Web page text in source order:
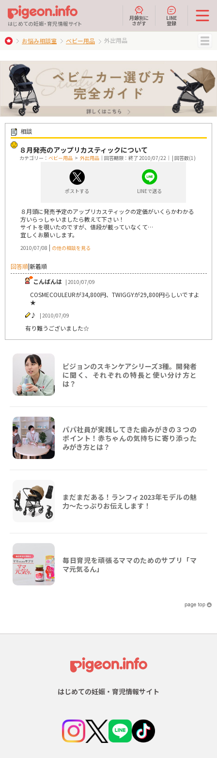
はじめての妊娠・育児情報サイト
月齢別に
さがす
LINE
登録
お悩み相談室 ベビー用品 外出用品
相談
８月発売のアップリカスティックについて
カテゴリー： ベビー用品 > 外出用品 ｜回答期限：終了 2010/07/22｜ | 回答数(1)
ポストする LINEで送る
８月頭に発売予定のアップリカスティックの定価がいくらかわかる
方いらっしゃいましたら教えて下さい！
サイトを覗いたのですが、値段が載っていなくて…
宜しくお願いします。
2010/07/08 | の他の相談を見る
回答順|新着順
こんばんは | 2010/07/09
COSMECOULEURが34,800円、TWIGGYが29,800円らしいですよ
★
♪
| 2010/07/09
有り難うございました☆
ピジョンのスキンケアシリーズ3種。開発者
に聞く、それぞれの特長と使い分け方と
は？
パパ社員が実践してきた歯みがきの３つの
ポイント！赤ちゃんの気持ちに寄り添った
みがき方とは？
まだまだある！ランフィ2023年モデルの魅
力～たっぷりお伝えします！
毎日育児を頑張るママのためのサプリ「マ
マ元気るん」
はじめての妊娠・育児情報サイト